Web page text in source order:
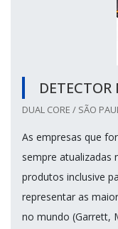
DETECTOR
DUAL CORE / SÃO
As empresas que
sempre
produtos inclusive
representar as
no mundo (Garrett,